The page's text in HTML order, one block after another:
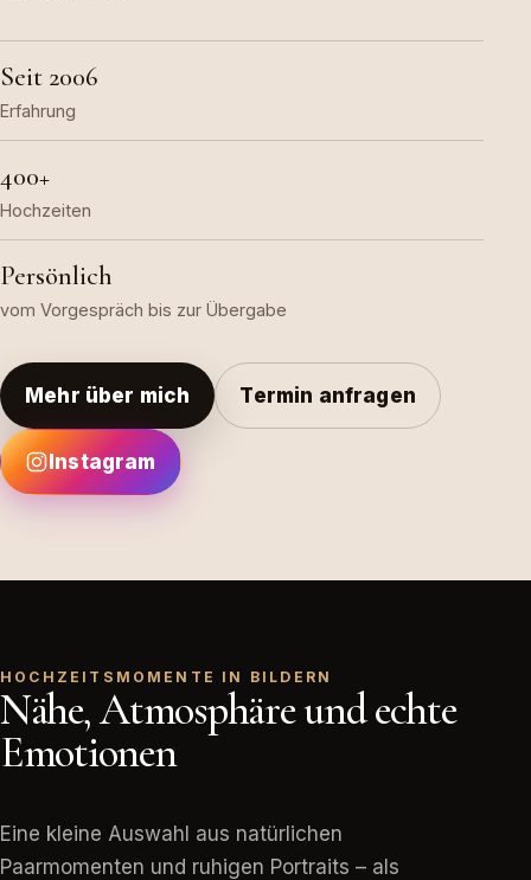
Seit 2006
Erfahrung
400+
Hochzeiten
Persönlich
vom Vorgespräch bis zur Übergabe
Mehr über mich Termin anfragen
Instagram
HOCHZEITSMOMENTE IN BILDERN
Nähe, Atmosphäre und echte
Emotionen
Eine kleine Auswahl aus natürlichen
Paarmomenten und ruhigen Portraits – als